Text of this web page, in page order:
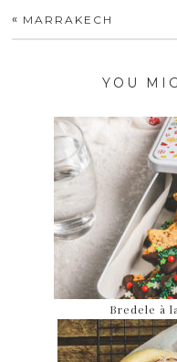
« MARRAKECH
YOU
Bredele à